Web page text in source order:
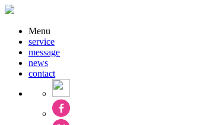
Menu
service
message
news
contact